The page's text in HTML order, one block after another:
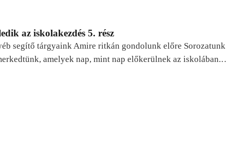
az iskolakezdés 5. rész
segítő tárgyaink Amire ritkán gondolunk előre
amelyek nap, mint nap előkerülnek az